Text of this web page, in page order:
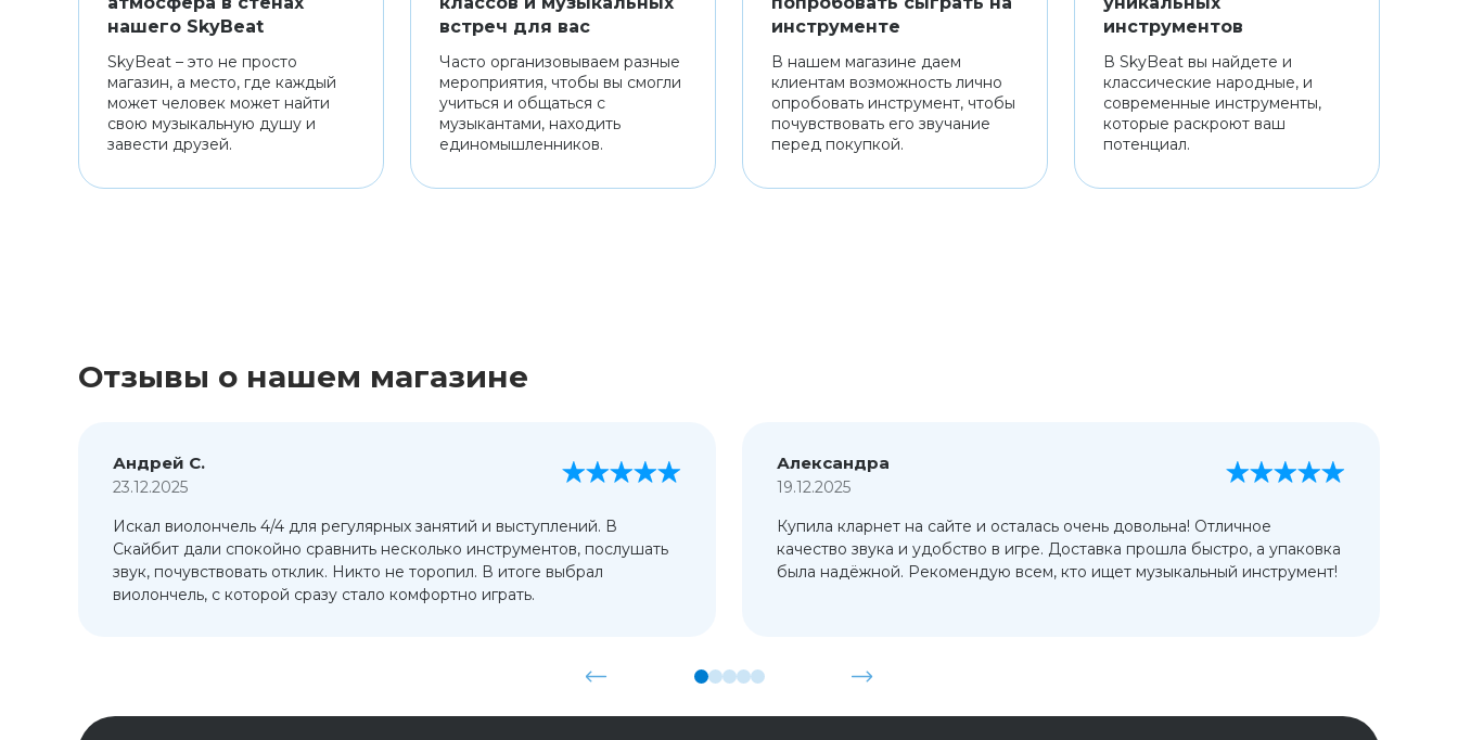
нашего SkyBeat
SkyBeat – это не просто
магазин, а место, где каждый
может человек может найти
свою музыкальную душу и
завести друзей.
встреч для вас
Часто организовываем разные
мероприятия, чтобы вы смогли
учиться и общаться с
музыкантами, находить
единомышленников.
инструменте
В нашем магазине даем
клиентам возможность лично
опробовать инструмент, чтобы
почувствовать его звучание
перед покупкой.
инструментов
В SkyBeat вы найдете и
классические народные, и
современные инструменты,
которые раскроют ваш
потенциал.
Отзывы о нашем магазине
Андрей С.
23.12.2025
Искал виолончель 4/4 для регулярных занятий и выступлений. В
Скайбит дали спокойно сравнить несколько инструментов, послушать
звук, почувствовать отклик. Никто не торопил. В итоге выбрал
виолончель, с которой сразу стало комфортно играть.
Александра
19.12.2025
Купила кларнет на сайте и осталась очень довольна! Отличное
качество звука и удобство в игре. Доставка прошла быстро, а упаковка
была надёжной. Рекомендую всем, кто ищет музыкальный инструмент!